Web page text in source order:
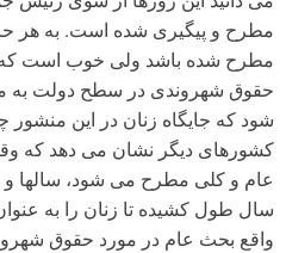
مطرح و پیگیری شده است. به هر
مطرح شده باشد ولی خوب است که
حقوق شهروندی در سطح دولت به
شود که جایگاه زنان در این
کشورهای دیگر نشان می دهد که
عام و کلی مطرح می شود، سالها
سال طول کشیده تا زنان را به
واقع بحث عام در مورد حقوق